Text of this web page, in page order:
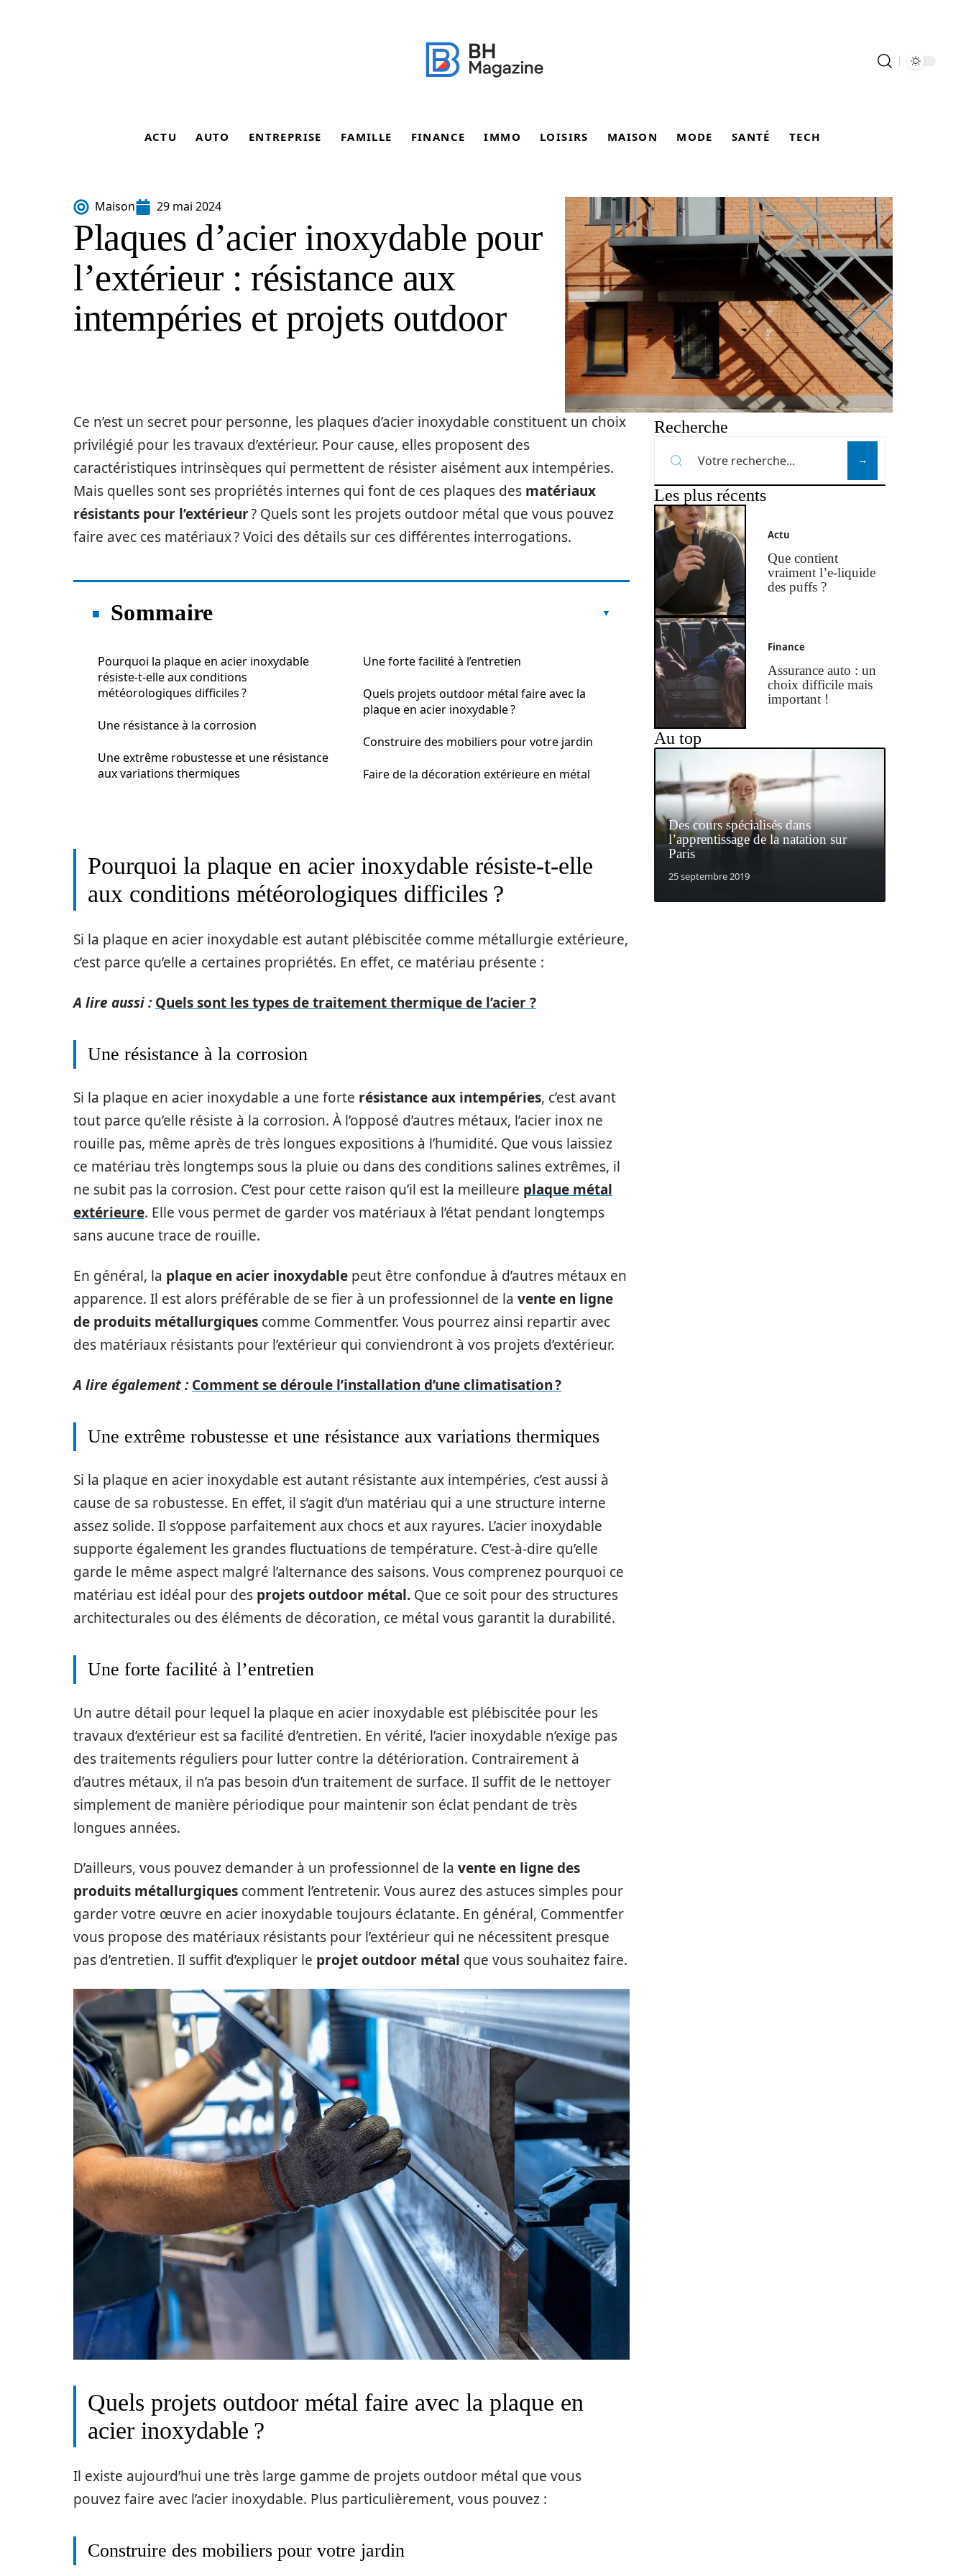
ACTU AUTO ENTREPRISE FAMILLE FINANCE IMMO LOISIRS MAISON MODE SANTÉ TECH
Maison 29 mai 2024
Plaques d’acier inoxydable pour
l’extérieur : résistance aux
intempéries et projets outdoor
Ce n’est un secret pour personne, les plaques d’acier inoxydable constituent un choix
privilégié pour les travaux d’extérieur. Pour cause, elles proposent des
caractéristiques intrinsèques qui permettent de résister aisément aux intempéries.
Mais quelles sont ses propriétés internes qui font de ces plaques des matériaux
résistants pour l’extérieur? Quels sont les projets outdoor métal que vous pouvez
faire avec ces matériaux ? Voici des détails sur ces différentes interrogations.
Sommaire
Pourquoi la plaque en acier inoxydable
résiste-t-elle aux conditions
météorologiques difficiles ?
Une résistance à la corrosion
Une extrême robustesse et une résistance
aux variations thermiques
Une forte facilité à l’entretien
Quels projets outdoor métal faire avec la
plaque en acier inoxydable ?
Construire des mobiliers pour votre jardin
Faire de la décoration extérieure en métal
Pourquoi la plaque en acier inoxydable résiste-t-elle
aux conditions météorologiques difficiles ?
Si la plaque en acier inoxydable est autant plébiscitée comme métallurgie extérieure,
c’est parce qu’elle a certaines propriétés. En effet, ce matériau présente :
A lire aussi : Quels sont les types de traitement thermique de l’acier ?
Une résistance à la corrosion
Si la plaque en acier inoxydable a une forte résistance aux intempéries, c’est avant
tout parce qu’elle résiste à la corrosion. À l’opposé d’autres métaux, l’acier inox ne
rouille pas, même après de très longues expositions à l’humidité. Que vous laissiez
ce matériau très longtemps sous la pluie ou dans des conditions salines extrêmes, il
ne subit pas la corrosion. C’est pour cette raison qu’il est la meilleure plaque métal
extérieure. Elle vous permet de garder vos matériaux à l’état pendant longtemps
sans aucune trace de rouille.
En général, la plaque en acier inoxydable peut être confondue à d’autres métaux en
apparence. Il est alors préférable de se fier à un professionnel de la vente en ligne
de produits métallurgiques comme Commentfer. Vous pourrez ainsi repartir avec
des matériaux résistants pour l’extérieur qui conviendront à vos projets d’extérieur.
A lire également : Comment se déroule l’installation d’une climatisation ?
Une extrême robustesse et une résistance aux variations thermiques
Si la plaque en acier inoxydable est autant résistante aux intempéries, c’est aussi à
cause de sa robustesse. En effet, il s’agit d’un matériau qui a une structure interne
assez solide. Il s’oppose parfaitement aux chocs et aux rayures. L’acier inoxydable
supporte également les grandes fluctuations de température. C’est-à-dire qu’elle
garde le même aspect malgré l’alternance des saisons. Vous comprenez pourquoi ce
matériau est idéal pour des projets outdoor métal. Que ce soit pour des structures
architecturales ou des éléments de décoration, ce métal vous garantit la durabilité.
Une forte facilité à l’entretien
Un autre détail pour lequel la plaque en acier inoxydable est plébiscitée pour les
travaux d’extérieur est sa facilité d’entretien. En vérité, l’acier inoxydable n’exige pas
des traitements réguliers pour lutter contre la détérioration. Contrairement à
d’autres métaux, il n’a pas besoin d’un traitement de surface. Il suffit de le nettoyer
simplement de manière périodique pour maintenir son éclat pendant de très
longues années.
D’ailleurs, vous pouvez demander à un professionnel de la vente en ligne des
produits métallurgiques comment l’entretenir. Vous aurez des astuces simples pour
garder votre œuvre en acier inoxydable toujours éclatante. En général, Commentfer
vous propose des matériaux résistants pour l’extérieur qui ne nécessitent presque
pas d’entretien. Il suffit d’expliquer le projet outdoor métal que vous souhaitez faire.
Quels projets outdoor métal faire avec la plaque en
acier inoxydable ?
Il existe aujourd’hui une très large gamme de projets outdoor métal que vous
pouvez faire avec l’acier inoxydable. Plus particulièrement, vous pouvez :
Construire des mobiliers pour votre jardin
Recherche
Les plus récents
Actu
Que contient
vraiment l’e-liquide
des puffs ?
Finance
Assurance auto : un
choix difficile mais
important !
Au top
Des cours spécialisés dans
l’apprentissage de la natation sur
Paris
25 septembre 2019